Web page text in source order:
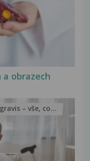
obrazech
– vše, co...